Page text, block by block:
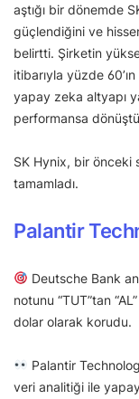
aştığı bir dönemde
güçlendiğini ve
belirtti. Şirketin
itibarıyla yüzde
yapay zeka altyapı
performansa
SK Hynix, bir önceki
tamamladı.
Palantir
Deutsche Bank
notunu “TUT”tan
dolar olarak korudu.
Palantir
veri analitiği ile